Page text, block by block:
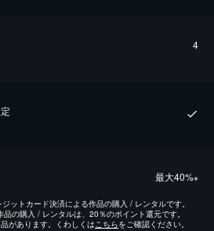
4
最⼤40%※
ットカード決済による作品の購入 / レンタルです。
の購入 / レンタルは、20％のポイント還元です。
があります。くわしくはこちらをご確認ください。